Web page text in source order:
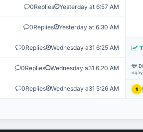
0Replies Yesterday at 6:57 AM
0Replies Yesterday at 6:30 AM
0Replies Wednesday a31 6:25 AM
0Replies Wednesday a31 6:20 AM
0Replies Wednesday a31 5:26 AM 1